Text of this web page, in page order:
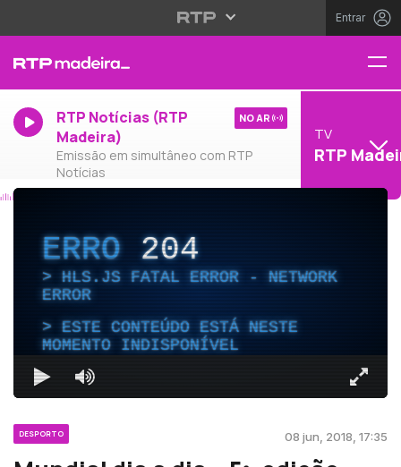
Entrar
RTP Notícias (RTP
Madeira)
Emissão em simultâneo com RTP
Notícias
NO AR
TV
RTP
ERRO204
HLS.JS FATAL ERROR - NETWORK
ERROR
ESTE CONTEÚDO ESTÁ NESTE
MOMENTO INDISPONÍVEL
DESPORTO 08 jun, 2018, 17:35